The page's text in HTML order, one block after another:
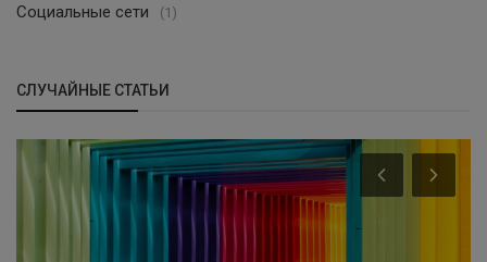
Социальные сети (1)
СЛУЧАЙНЫЕ СТАТЬИ